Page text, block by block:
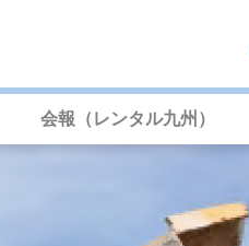
会報（レンタル九州）